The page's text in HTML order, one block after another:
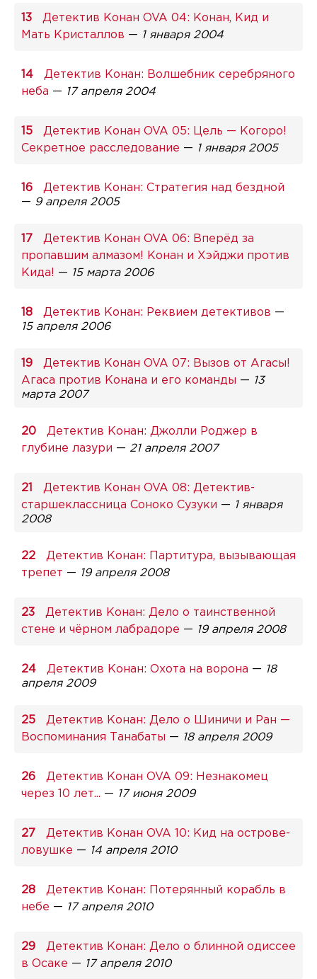
Детектив Конан OVA 04: Конан, Кид и
Мать Кристаллов — 1 января 2004
Детектив Конан: Волшебник серебряного
неба — 17 апреля 2004
Детектив Конан OVA 05: Цель — Когоро!
Секретное расследование — 1 января 2005
Детектив Конан: Стратегия над бездной
— 9 апреля 2005
Детектив Конан OVA 06: Вперёд за
пропавшим алмазом! Конан и Хэйджи против
Кида! — 15 марта 2006
Детектив Конан: Реквием детективов —
15 апреля 2006
Детектив Конан OVA 07: Вызов от Агасы!
Агаса против Конана и его команды — 13
марта 2007
Детектив Конан: Джолли Роджер в
глубине лазури — 21 апреля 2007
Детектив Конан OVA 08: Детектив-
старшеклассница Соноко Сузуки — 1 января
2008
Детектив Конан: Партитура, вызывающая
трепет — 19 апреля 2008
Детектив Конан: Дело о таинственной
стене и чёрном лабрадоре — 19 апреля 2008
Детектив Конан: Охота на ворона — 18
апреля 2009
Детектив Конан: Дело о Шиничи и Ран —
Воспоминания Танабаты — 18 апреля 2009
Детектив Конан OVA 09: Незнакомец
через 10 лет... — 17 июня 2009
Детектив Конан OVA 10: Кид на острове-
ловушке — 14 апреля 2010
Детектив Конан: Потерянный корабль в
небе — 17 апреля 2010
Детектив Конан: Дело о блинной одиссее
в Осаке — 17 апреля 2010